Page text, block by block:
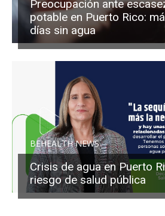
Preocupación ante
potable en Puerto Rico:
días sin agua
BEHEALTH NEWS
Crisis de agua en Puerto
riesgo de salud pública